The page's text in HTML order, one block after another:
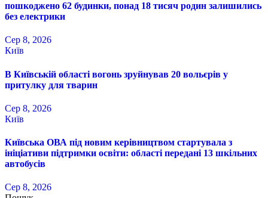
пошкоджено 62 будинки, понад 18 тисяч родин залишились
без електрики
Сер 8, 2026
Київ
В Київській області вогонь зруйнував 20 вольєрів у
притулку для тварин
Сер 8, 2026
Київ
Київська ОВА під новим керівництвом стартувала з
ініціативи підтримки освіти: області передані 13 шкільних
автобусів
Сер 8, 2026